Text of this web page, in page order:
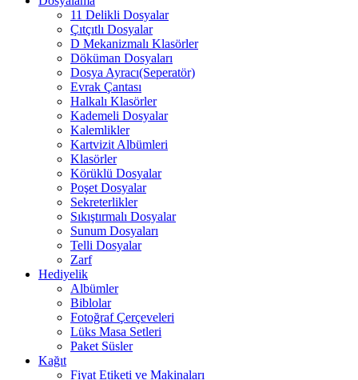
11 Delikli Dosyalar
Çıtçıtlı Dosyalar
D Mekanizmalı Klasörler
Döküman Dosyaları
Dosya Ayracı(Seperatör)
Evrak Çantası
Halkalı Klasörler
Kademeli Dosyalar
Kalemlikler
Kartvizit Albümleri
Klasörler
Körüklü Dosyalar
Poşet Dosyalar
Sekreterlikler
Sıkıştırmalı Dosyalar
Sunum Dosyaları
Telli Dosyalar
Zarf
Hediyelik
Albümler
Biblolar
Fotoğraf Çerçeveleri
Lüks Masa Setleri
Paket Süsler
Kağıt
Fiyat Etiketi ve Makinaları